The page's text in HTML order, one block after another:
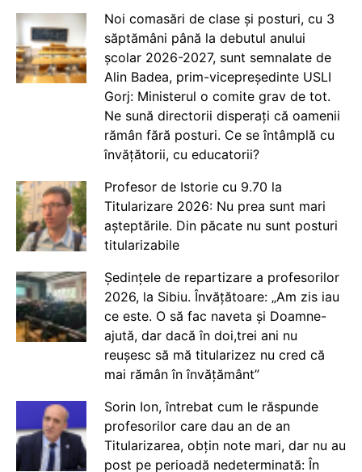
Noi comasări de clase și posturi, cu 3
săptămâni până la debutul anului
școlar 2026-2027, sunt semnalate de
Alin Badea, prim-vicepreședinte USLI
Gorj: Ministerul o comite grav de tot.
Ne sună directorii disperați că oamenii
rămân fără posturi. Ce se întâmplă cu
învățătorii, cu educatorii?
Profesor de Istorie cu 9.70 la
Titularizare 2026: Nu prea sunt mari
așteptările. Din păcate nu sunt posturi
titularizabile
Ședințele de repartizare a profesorilor
2026, la Sibiu. Învățătoare: „Am zis iau
ce este. O să fac naveta și Doamne-
ajută, dar dacă în doi,trei ani nu
reușesc să mă titularizez nu cred că
mai rămân în învățământ”
Sorin Ion, întrebat cum le răspunde
profesorilor care dau an de an
Titularizarea, obțin note mari, dar nu au
post pe perioadă nedeterminată: În